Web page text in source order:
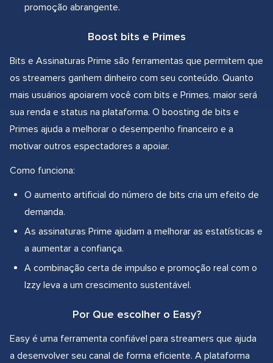
promoção abrangente.
Boost bits e Primes
Bits e Assinaturas Prime são ferramentas que permitem que
os streamers ganhem dinheiro com seu conteúdo. Quanto
mais usuários apoiarem você com bits e Primes, maior será
sua renda e status na plataforma. O boosting de bits e
Primes ajuda a melhorar o desempenho financeiro e a
motivar outros espectadores a apoiar.
Como funciona:
O aumento artificial do número de bits cria um efeito de
demanda.
As assinaturas Prime ajudam a melhorar as estatísticas e
a aumentar a confiança.
A combinação certa de impulso e promoção real com o
Izzy leva a um crescimento sustentável.
Por Que escolher o Easy?
Easy é uma ferramenta confiável para streamers que ajuda
a desenvolver seu canal de forma eficiente. A plataforma